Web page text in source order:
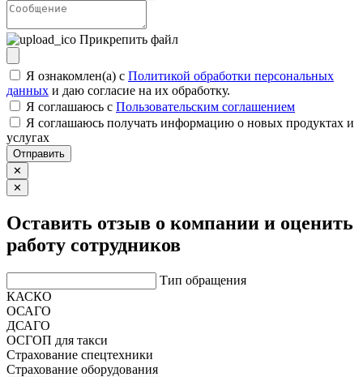
Прикрепить файл
Я ознакомлен(а) с Политикой обработки персональных
данных и даю согласие на их обработку.
Я соглашаюсь c Пользовательским соглашением
Я соглашаюсь получать информацию о новых продуктах и
услугах
Отправить
✕
✕
Оставить отзыв о компании и оценить
работу сотрудников
Тип обращения
КАСКО
ОСАГО
ДСАГО
ОСГОП для такси
Страхование спецтехники
Страхование оборудования